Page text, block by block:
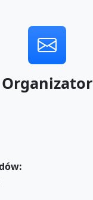
Organizator